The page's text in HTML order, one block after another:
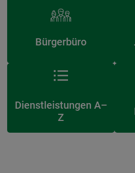
Bürgerbüro
Dienstleistungen A–
Z